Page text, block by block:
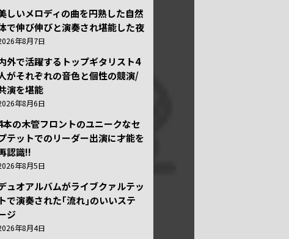
しいメロディの曲を円熟した自然
で伸び伸びと演奏され堪能した夜
年8月7日
外で活躍するトップギタリスト4
がそれぞれの音色と個性の競演/
演を堪能
年8月6日
本の木管フロントのユニークなセ
テットでのリーダー出演に才能を
認識!!
年8月5日
ュオアルバムがライブクァルテッ
トで演奏された｢流れ｣のいいステ
ジ
年8月4日